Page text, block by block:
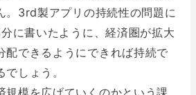
。3rd製アプリの持続性の問題に
に書いたように、経済圏が拡大
配できるようにできれば持続で
しょう。
規模を広げていくのかという課